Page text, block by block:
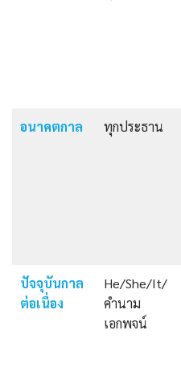
อนาคตกาล ทุกประธาน
ปัจจุบันกาล
ต่อเนื่อง
He/She/It/
คำนาม
เอกพจน์